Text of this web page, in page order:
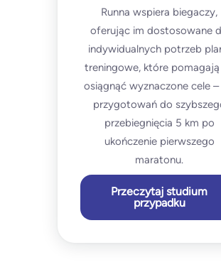
Runna wspiera biegaczy,
oferując im dostosowane
indywidualnych potrzeb
treningowe, które pomagają
osiągnąć wyznaczone cele
przygotowań do
przebiegnięcia 5 km po
ukończenie pierwszego
maratonu.
Przeczytaj studium
przypadku